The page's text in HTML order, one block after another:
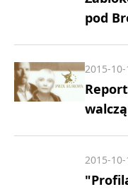
pod
2015-
2015-